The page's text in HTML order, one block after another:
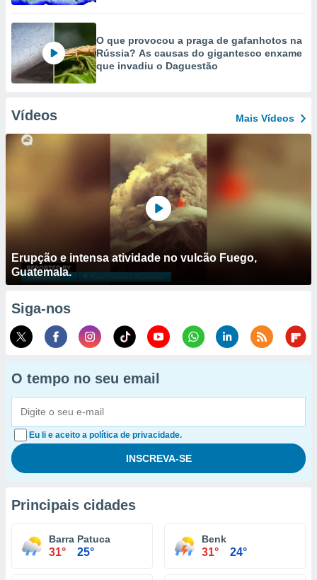
O que provocou a praga de gafanhotos na
Rússia? As causas do gigantesco enxame
que invadiu o Daguestão
Vídeos Mais Vídeos
Erupção e intensa atividade no vulcão Fuego,
Guatemala.
Siga-nos
O tempo no seu email
Eu li e aceito a política de privacidade.
Principais cidades
Barra Patuca
31° 25°
Benk
31° 24°